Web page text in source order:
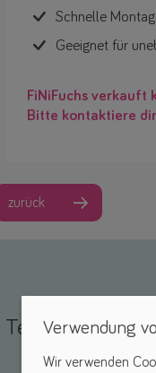
Schnelle
Geeignet für
FiNiFuchs verkauft
Bitte kontaktiere
zurück
Teile deine
Verwendung
Wir verwenden